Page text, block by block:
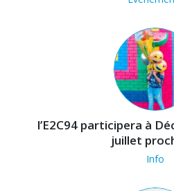
l’E2C94 participera à
juillet
Info